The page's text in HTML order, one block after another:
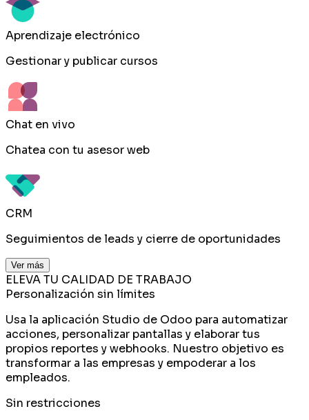
Aprendizaje electrónico
Gestionar y publicar cursos
Chat en vivo
Chatea con tu asesor web
CRM
Seguimientos de leads y cierre de oportunidades
Ver más
ELEVA TU CALIDAD DE TRABAJO
Personalización sin límites
Usa la aplicación Studio de Odoo para automatizar
acciones, personalizar pantallas y elaborar tus
propios reportes y webhooks. Nuestro objetivo es
transformar a las empresas y empoderar a los
empleados.
Sin restricciones